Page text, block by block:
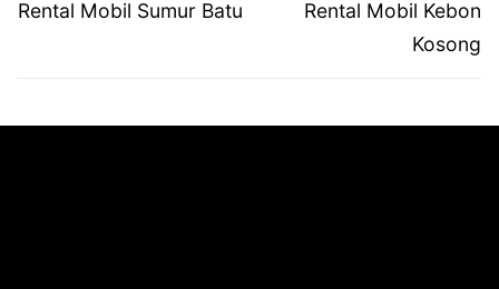
Previous
Rental Mobil Sumur Batu
Next
Rental Mobil Kebon
Kosong